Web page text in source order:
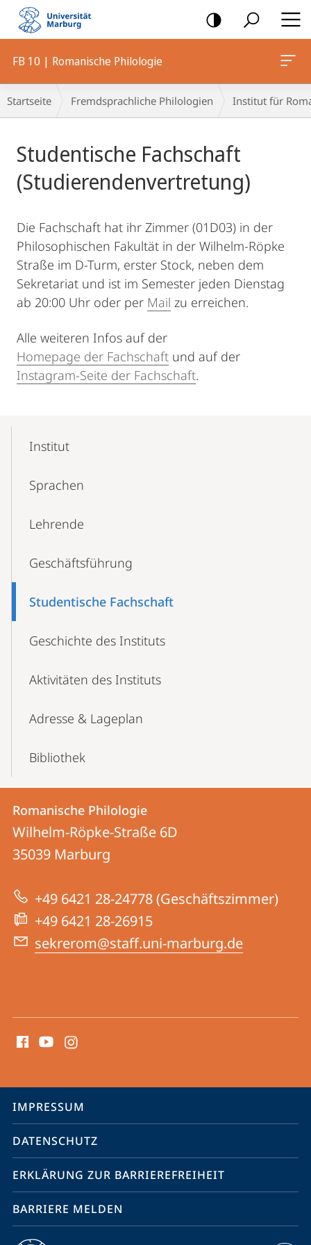
Mobile-
Navigation
FB 10 | Romanische Philologie
Breadcrumb-
Navigation
Startseite Fremdsprachliche Philologien Institut für
Studentische Fachschaft
(Studierendenvertretung)
Die Fachschaft hat ihr Zimmer (01D03) in der
Philosophischen Fakultät in der Wilhelm-Röpke
Straße im D-Turm, erster Stock, neben dem
Sekretariat und ist im Semester jeden Dienstag
ab 20:00 Uhr oder per Mail zu erreichen.
Alle weiteren Infos auf der
Homepage der Fachschaft und auf der
Instagram-Seite der Fachschaft.
Navigation
Institut
Sprachen
Lehrende
Geschäfts­führung
Studentische Fachschaft
Geschichte des Instituts
Aktivitäten des Instituts
Adresse & Lageplan
Bibliothek
Kontakt
und
Informationen
zur
Website
Kontaktinformationen
Romanische
Philologie
Romanische Philologie
Wilhelm-Röpke-Straße 6D
35039 Marburg
+49 6421 28-24778 (Geschäftszimmer)
+49 6421 28-26915
sekrerom@staff.uni-marburg.de
Media
Service-
Navigation
IMPRESSUM
DATENSCHUTZ
ERKLÄRUNG ZUR BARRIEREFREIHEIT
BARRIERE MELDEN